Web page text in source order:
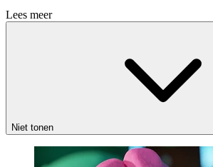
Lees meer
Niet tonen